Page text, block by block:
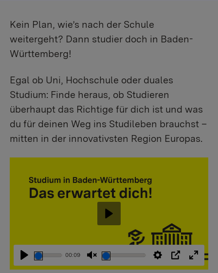
Kein Plan, wie’s nach der Schule
weitergeht? Dann studier doch in Baden-
Württemberg!
Egal ob Uni, Hochschule oder duales
Studium: Finde heraus, ob Studieren
überhaupt das Richtige für dich ist und was
du für deinen Weg ins Studileben brauchst –
mitten in der innovativsten Region Europas.
Abspielen
00:09
StummschaltungEinstellungen
PIP
Abspielen